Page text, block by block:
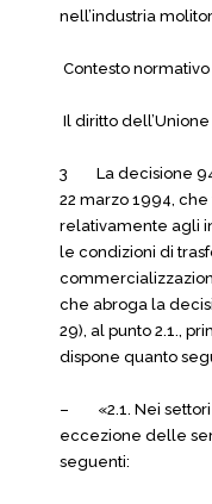
nell’industria
Contesto normativo
Il diritto dell’Unione
3 La decisione
22 marzo 1994,
relativamente agli
le condizioni di
che abroga la
29), al punto 2.1.,
dispone quanto
– «2.1. Nei settori
eccezione delle
seguenti: